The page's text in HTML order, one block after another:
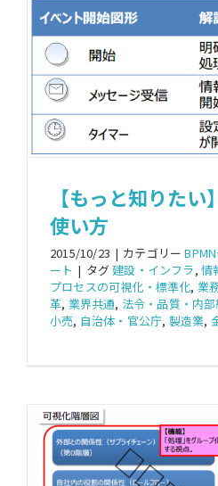
【もっと知りた
使い方
2015/10/23 | カテゴリー
ート | タグ建設・インフラ,情
プロセスの可視化・標準化, 業
革, 業界共通, 法令・品質・内
小売, 自治体・官公庁, 製造業,